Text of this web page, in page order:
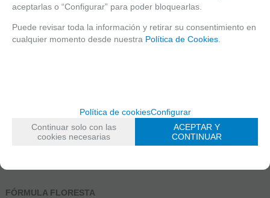
10.00%IVA incluido
Tu tarifa negociada (20%)
unidades
AÑADIR A CESTA
FÓRMULA FLORESTA
aceptarlas o “Configurar” para poder bloquearlas.
Puede revisar toda la información y retirar su consentimiento en
cualquier momento desde nuestra Política de Cookies
Política de cookiesConfigurar
Continuar solo con las
cookies necesarias
ACEPTAR Y
CONTINUAR